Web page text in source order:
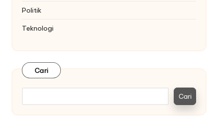
Politik
Teknologi
Cari
Cari